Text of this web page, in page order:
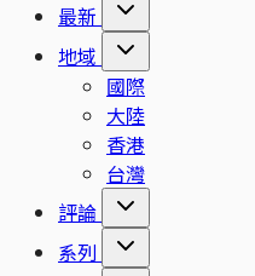
最新
地域
國際
大陸
香港
台灣
評論
系列